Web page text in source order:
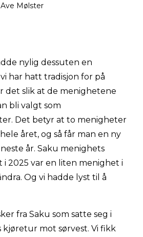
Mølster
nylig dessuten en
har hatt tradisjon for på
det slik at de menighetene
bli valgt som
Det betyr at to menigheter
året, og så får man en ny
år. Saku menighets
2025 var en liten menighet i
Og vi hadde lyst til å
fra Saku som satte seg i
kjøretur mot sørvest. Vi fikk